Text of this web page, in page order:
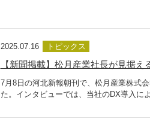
2025.07.16 トピックス
【新聞掲載】松月産業社長が見据
7月8日の河北新報朝刊で、松月産業株式
た。インタビューでは、当社のDX導入に